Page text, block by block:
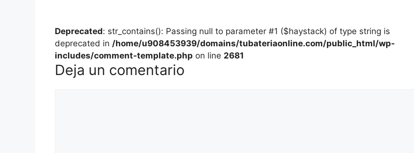
Deprecated: str_contains(): Passing null to parameter #1 ($haystack) of type string is
deprecated in /home/u908453939/domains/tubateriaonline.com/public_html/wp-
includes/comment-template.php on line 2681
Deja un comentario